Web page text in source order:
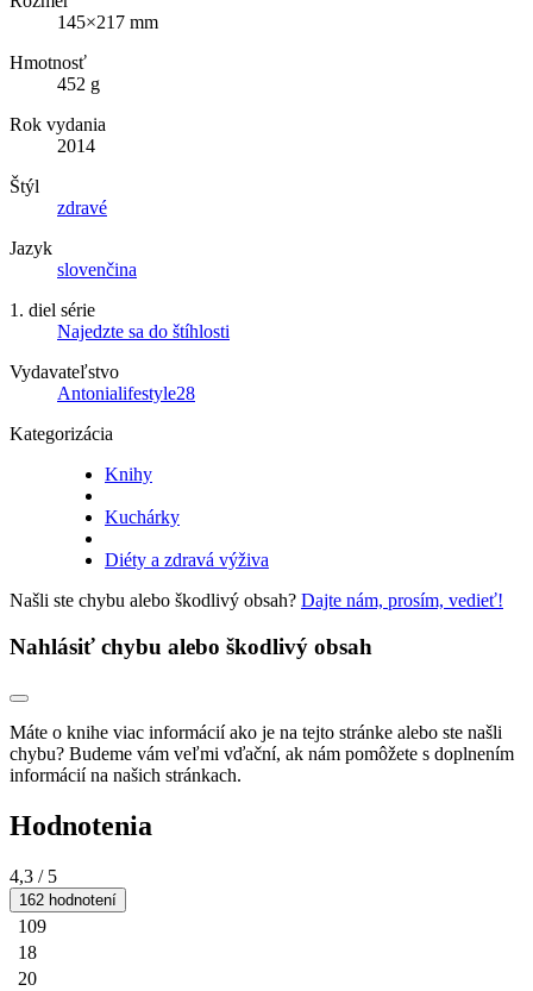
145×217 mm
Hmotnosť
452 g
Rok vydania
2014
Štýl
zdravé
Jazyk
slovenčina
1. diel série
Najedzte sa do štíhlosti
Vydavateľstvo
Antonialifestyle28
Kategorizácia
Knihy
Kuchárky
Diéty a zdravá výživa
Našli ste chybu alebo škodlivý obsah? Dajte nám, prosím, vedieť!
Nahlásiť chybu alebo škodlivý obsah
Máte o knihe viac informácií ako je na tejto stránke alebo ste našli
chybu? Budeme vám veľmi vďační, ak nám pomôžete s doplnením
informácií na našich stránkach.
Hodnotenia
4,3 / 5
162 hodnotení
109
18
20